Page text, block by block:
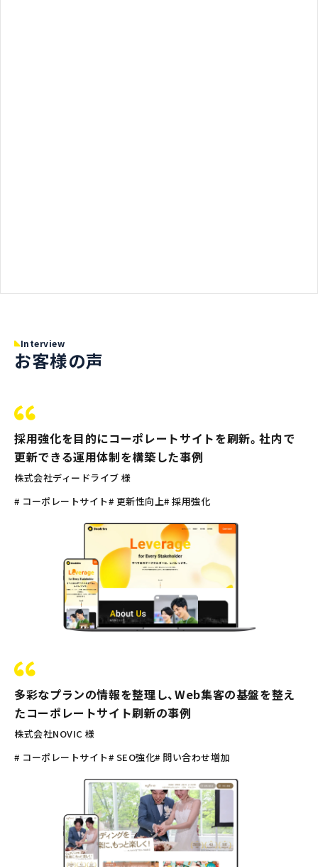
Interview
お客様の声
採用強化を目的にコーポレートサイトを刷新。社内で
更新できる運用体制を構築した事例
株式会社ディードライブ 様
# コーポレートサイト# 更新性向上# 採用強化
多彩なプランの情報を整理し、Web集客の基盤を整え
たコーポレートサイト刷新の事例
株式会社NOVIC 様
# コーポレートサイト# SEO強化# 問い合わせ増加